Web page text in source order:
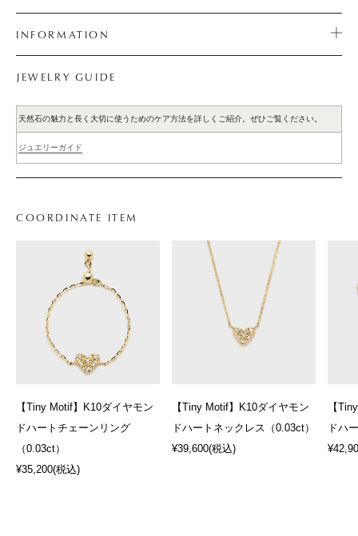
INFORMATION
JEWELRY GUIDE
天然石の魅力と長く大切に使うためのケア方法を詳しくご紹介。ぜひご覧ください。
ジュエリーガイド
COORDINATE ITEM
【Tiny Motif】K10ダイヤモン
ドハートチェーンリング
（0.03ct）
¥35,200(税込)
【Tiny Motif】K10ダイヤモン
ドハートネックレス（0.03ct）
¥39,600(税込)
【
ドハ